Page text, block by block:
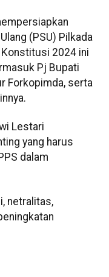
(PSU) Pilkada
2024 ini
Pj Bupati
Forkopimda, serta
Lestari
yang harus
dalam
netralitas,